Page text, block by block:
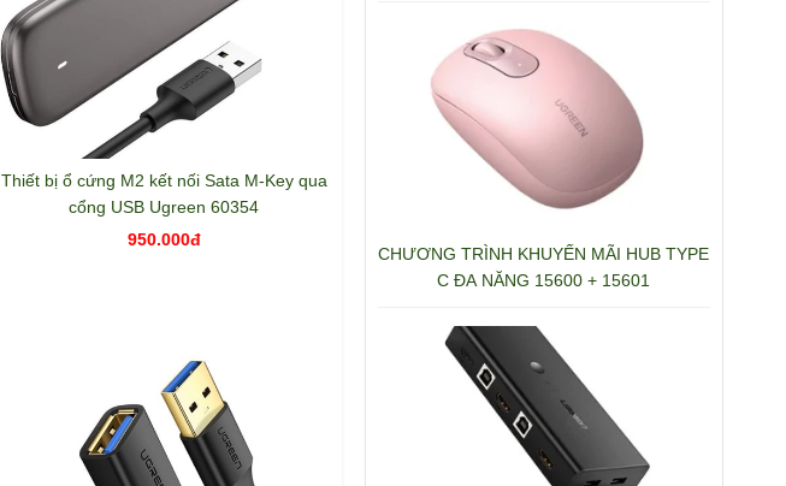
Thiết bị ổ cứng M2 kết nối Sata M-Key qua
cổng USB Ugreen 60354
950.000đ
CHƯƠNG TRÌNH KHUYẾN MÃI HUB TYPE
C ĐA NĂNG 15600 + 15601